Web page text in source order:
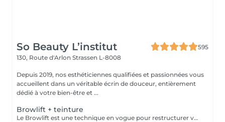
So Beauty L’institut
595
130, Route d'Arlon Strassen L-8008
Depuis 2019, nos esthéticiennes qualifiées et passionnées vous
accueillent dans un véritable écrin de douceur, entièrement
dédié à votre bien-être et ...
Browlift + teinture
Le Browlift est une technique en vogue pour restructurer vos sourcils qui permet de les épaissir et les rehausser tout en fixant leur mouvement pour un résultat qui dure environ 6 semaines. Ils paraissent plus fournis et volumineux,la teinture va accentuer la forme et intensifier la couleur. Le Browlift ouvre votre regard et le met en valeur.